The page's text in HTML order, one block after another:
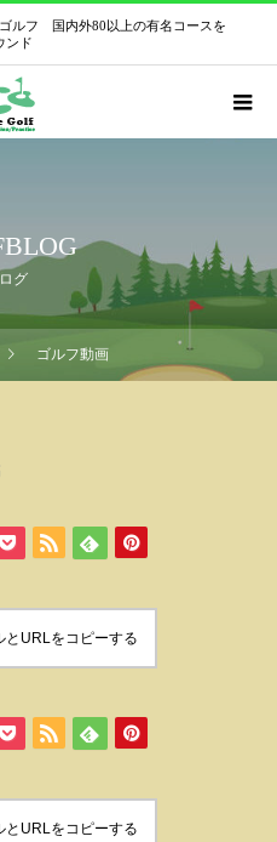
ルフ 国内外80以上の有名コースを
ンド
グ
ゴルフ動画
とURLをコピーする
とURLをコピーする